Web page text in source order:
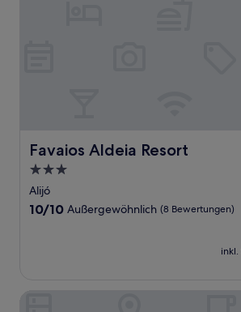
Favaios Aldeia Resort
Favaios Aldeia Resort
3.0-
Sterne-
Unterkunft
Alijó
10.0
10/10 Außergewöhnlich (8 Bewertungen)